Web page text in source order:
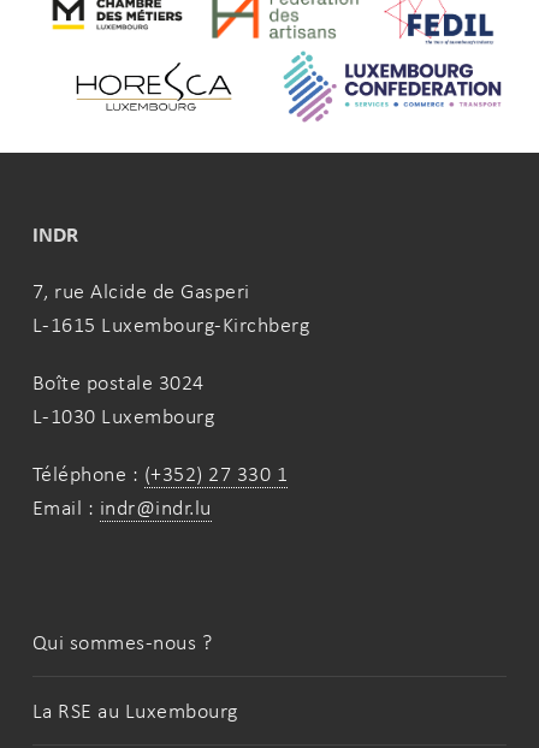
INDR
7, rue Alcide de Gasperi
L-1615 Luxembourg-Kirchberg
Boîte postale 3024
L-1030 Luxembourg
Téléphone : (+352) 27 330 1
Email : indr@indr.lu
Qui sommes-nous ?
La RSE au Luxembourg